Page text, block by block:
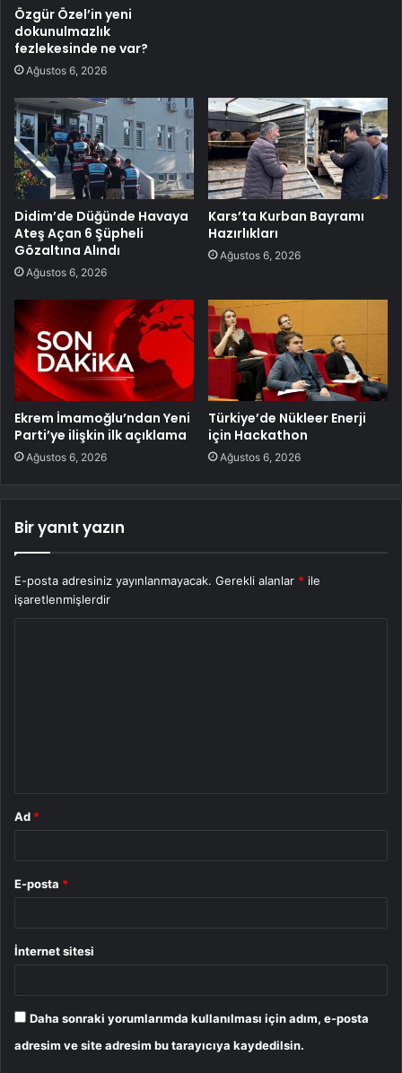
Özgür Özel’in yeni
dokunulmazlık
fezlekesinde ne var?
Ağustos 6, 2026
Didim’de Düğünde Havaya
Ateş Açan 6 Şüpheli
Gözaltına Alındı
Ağustos 6, 2026
Kars’ta Kurban Bayramı
Hazırlıkları
Ağustos 6, 2026
Ekrem İmamoğlu’ndan Yeni
Parti’ye ilişkin ilk açıklama
Ağustos 6, 2026
Türkiye’de Nükleer Enerji
için Hackathon
Ağustos 6, 2026
Bir yanıt yazın
E-posta adresiniz yayınlanmayacak. Gerekli alanlar * ile
işaretlenmişlerdir
Ad *
E-posta *
İnternet sitesi
Daha sonraki yorumlarımda kullanılması için adım, e-posta
adresim ve site adresim bu tarayıcıya kaydedilsin.